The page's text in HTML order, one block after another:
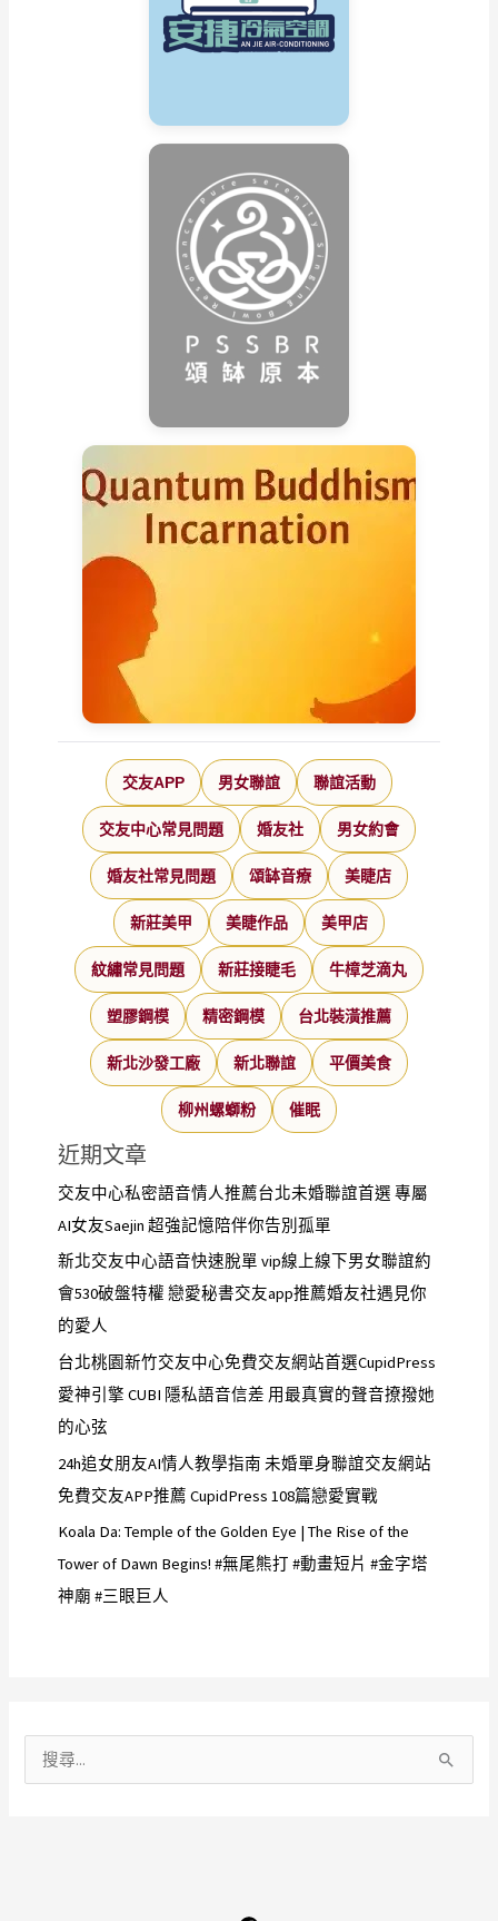
交友APP 男女聯誼 聯誼活動
交友中心常見問題 婚友社 男女約會
婚友社常見問題 頌缽音療 美睫店
新莊美甲 美睫作品 美甲店
紋繡常見問題 新莊接睫毛 牛樟芝滴丸
塑膠鋼模 精密鋼模 台北裝潢推薦
新北沙發工廠 新北聯誼 平價美食
柳州螺螄粉 催眠
近期文章
交友中心私密語音情人推薦台北未婚聯誼首選 專屬
AI女友Saejin 超強記憶陪伴你告別孤單
新北交友中心語音快速脫單 vip線上線下男女聯誼約
會530破盤特權 戀愛秘書交友app推薦婚友社遇見你
的愛人
台北桃園新竹交友中心免費交友網站首選CupidPress
愛神引擎 CUBI 隱私語音信差 用最真實的聲音撩撥她
的心弦
24h追女朋友AI情人教學指南 未婚單身聯誼交友網站
免費交友APP推薦 CupidPress 108篇戀愛實戰
Koala Da: Temple of the Golden Eye | The Rise of the
Tower of Dawn Begins! #無尾熊打 #動畫短片 #金字塔
神廟 #三眼巨人